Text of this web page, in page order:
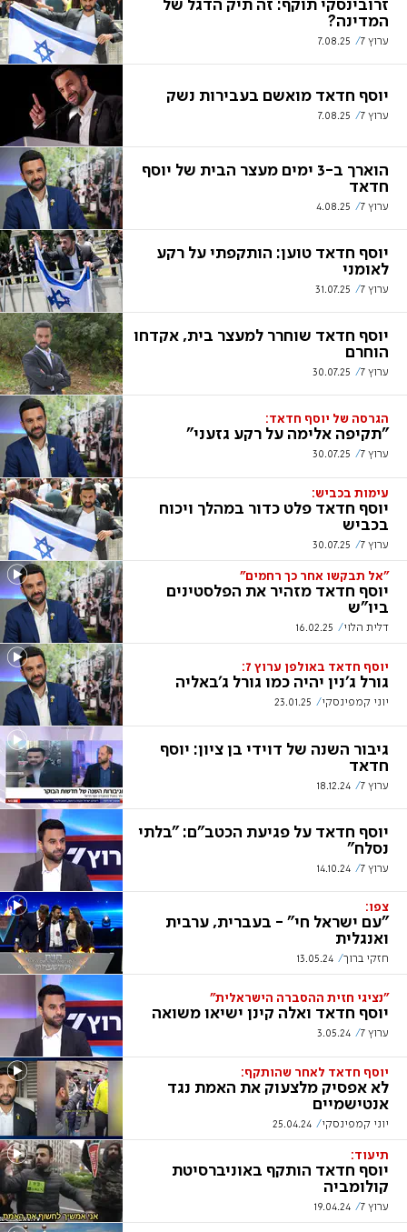
זרובינסקי תוקף: זה תיק הדגל של
המדינה?
ערוץ 7 7.08.25
יוסף חדאד מואשם בעבירות נשק
ערוץ 7 7.08.25
הוארך ב-3 ימים מעצר הבית של יוסף
חדאד
ערוץ 7 4.08.25
יוסף חדאד טוען: הותקפתי על רקע
לאומני
ערוץ 7 31.07.25
יוסף חדאד שוחרר למעצר בית, אקדחו
הוחרם
ערוץ 7 30.07.25
הגרסה של יוסף חדאד:
"תקיפה אלימה על רקע גזעני"
ערוץ 7 30.07.25
עימות בכביש:
יוסף חדאד פלט כדור במהלך ויכוח
בכביש
ערוץ 7 30.07.25
"אל תבקשו אחר כך רחמים"
יוסף חדאד מזהיר את הפלסטינים
ביו"ש
דלית הלוי 16.02.25
יוסף חדאד באולפן ערוץ 7:
גורל ג'נין יהיה כמו גורל ג'באליה
יוני קמפינסקי 23.01.25
גיבור השנה של דוידי בן ציון: יוסף
חדאד
ערוץ 7 18.12.24
יוסף חדאד על פגיעת הכטב"ם: "בלתי
נסלח"
ערוץ 7 14.10.24
צפו:
‏"עם ישראל חי" - בעברית, ערבית
ואנגלית
חזקי ברוך 13.05.24
"נציגי חזית ההסברה הישראלית"
יוסף חדאד ואלה קינן ישיאו משואה
ערוץ 7 3.05.24
יוסף חדאד לאחר שהותקף:
לא אפסיק מלצעוק את האמת נגד
אנטישמיים
יוני קמפינסקי 25.04.24
תיעוד:
יוסף חדאד הותקף באוניברסיטת
קולומביה
ערוץ 7 19.04.24